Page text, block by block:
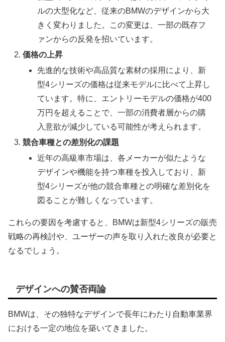
ルの大型化など、従来のBMWのデザインから大
きく変わりました。この変更は、一部の既存フ
ァンからの反発を招いています。
価格の上昇
先進的な技術や高品質な素材の採用により、新
型4シリーズの価格は従来モデルに比べて上昇し
ています。特に、エントリーモデルの価格が400
万円を超えることで、一部の消費者層からの購
入意欲が減少している可能性が考えられます。
競合車種との差別化の課題
近年の高級車市場は、各メーカーが似たような
デザインや機能を持つ車種を投入しており、新
型4シリーズが他の競合車種との明確な差別化を
図ることが難しくなっています。
これらの要因を考慮すると、BMWは新型4シリーズの販売
戦略の再検討や、ユーザーの声を取り入れた改良が必要と
なるでしょう。
デザインへの賛否両論
BMWは、その独特なデザインで長年にわたり自動車業界
における一定の地位を築いてきました。